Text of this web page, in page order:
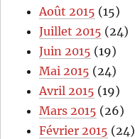
Août 2015 (15)
Juillet 2015 (24)
Juin 2015 (19)
Mai 2015 (24)
Avril 2015 (19)
Mars 2015 (26)
Février 2015 (24)